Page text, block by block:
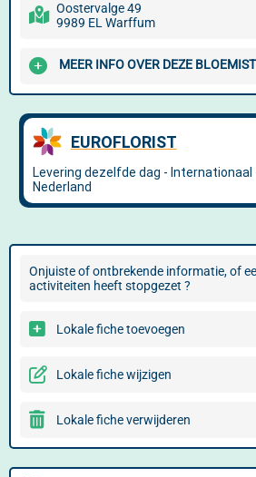
Oostervalge 49
9989 EL Warffum
MEER INFO OVER DEZE BLOEMIST
Onjuiste of ontbrekende informatie, of
activiteiten heeft stopgezet ?
Lokale fiche toevoegen
Lokale fiche wijzigen
Lokale fiche verwijderen